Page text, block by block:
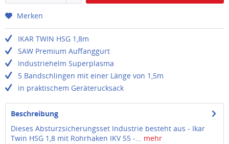
Merken
IKAR TWIN HSG 1,8m
SAW Premium Auffanggurt
Industriehelm Superplasma
5 Bandschlingen mit einer Länge von 1,5m
in praktischem Geräterucksack
Beschreibung
Dieses Absturzsicherungsset Industrie besteht aus - Ikar
Twin HSG 1,8 mit Rohrhaken IKV 55 -... mehr